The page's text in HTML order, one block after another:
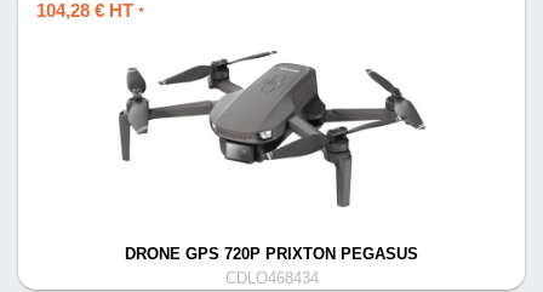
104,28 € HT *
DRONE GPS 720P PRIXTON PEGASUS
CDLO468434